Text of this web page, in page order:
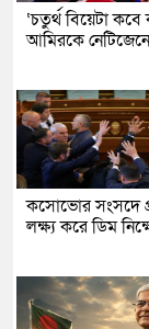
‘চতুর্থ বিয়েটা
আমিরকে
কসোভোর সংসদে
লক্ষ্য করে ডিম